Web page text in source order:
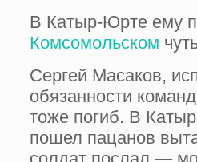
В Катыр-Юрте ему
Комсо­мольском
Сергей Масаков,
обязанно­сти
тоже погиб. В
пошел пацанов